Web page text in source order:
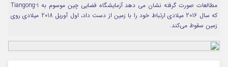
مرا به خاطر بسپار
مطالعات صورت گرفته نشان می دهد آزمایشگاه فضایی چین موسوم به Tiangong-1
که سال 2016 میلادی ارتباط خود را با زمین از دست داد، اول آوریل 2018 میلادی روی
زمین سقوط می‌کند.